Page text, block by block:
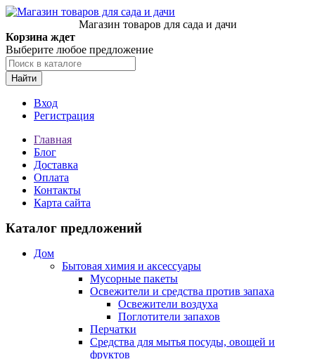
Магазин товаров для сада и дачи
Корзина ждет
Выберите любое предложение
Найти
Вход
Регистрация
Главная
Блог
Доставка
Оплата
Контакты
Карта сайта
Каталог предложений
Дом
Бытовая химия и аксессуары
Мусорные пакеты
Освежители и средства против запаха
Освежители воздуха
Поглотители запахов
Перчатки
Средства для мытья посуды, овощей и
фруктов